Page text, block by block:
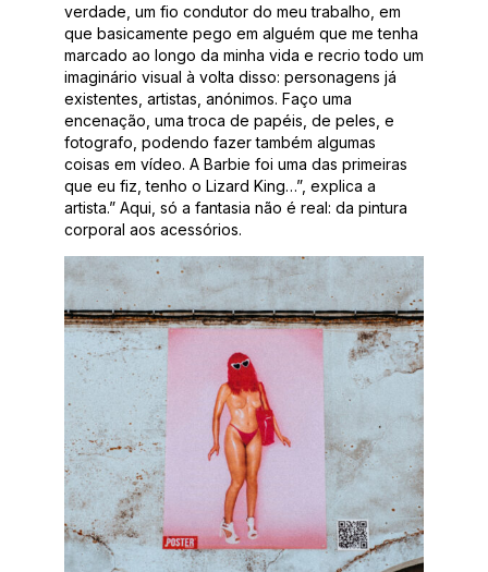
verdade, um fio condutor do meu trabalho, em
que basicamente pego em alguém que me tenha
marcado ao longo da minha vida e recrio todo um
imaginário visual à volta disso: personagens já
existentes, artistas, anónimos. Faço uma
encenação, uma troca de papéis, de peles, e
fotografo, podendo fazer também algumas
coisas em vídeo. A Barbie foi uma das primeiras
que eu fiz, tenho o Lizard King…”, explica a
artista.” Aqui, só a fantasia não é real: da pintura
corporal aos acessórios.